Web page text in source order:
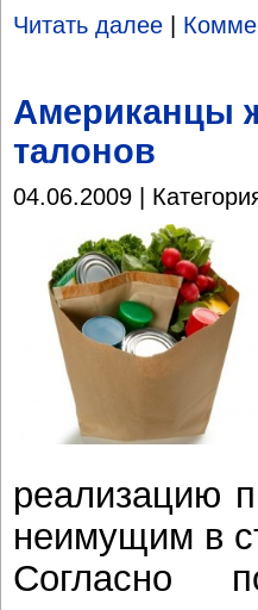
Читать далее
Американцы
талонов
04.06.2009 |
реализацию
неимущим в
Согласно